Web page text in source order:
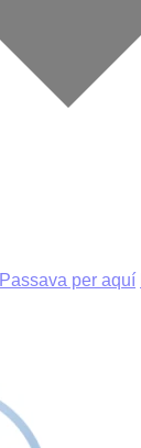
Passava per aquí